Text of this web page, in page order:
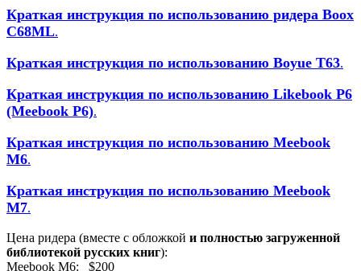
Краткая инструкция по использованию ридера Boox
C68ML.
Краткая инструкция по использованию Boyue T63.
Краткая инструкция по использованию Likebook P6
(Meebook P6).
Краткая инструкция по использованию Meebook
M6.
Краткая инструкция по использованию Meebook
M7.
Цена ридерa (вместе с обложкой и полностью загруженной
библиотекой русских книг):
Meebook M6: $200